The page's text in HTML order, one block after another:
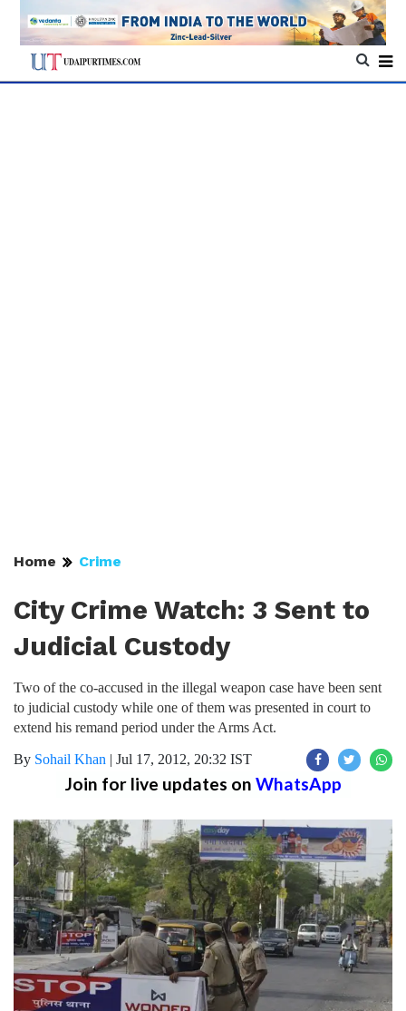
Home Crime
City Crime Watch: 3 Sent to
Judicial Custody
Two of the co-accused in the illegal weapon case have been sent
to judicial custody while one of them was presented in court to
extend his remand period under the Arms Act.
By Sohail Khan | Jul 17, 2012, 20:32 IST
Join for live updates on WhatsApp